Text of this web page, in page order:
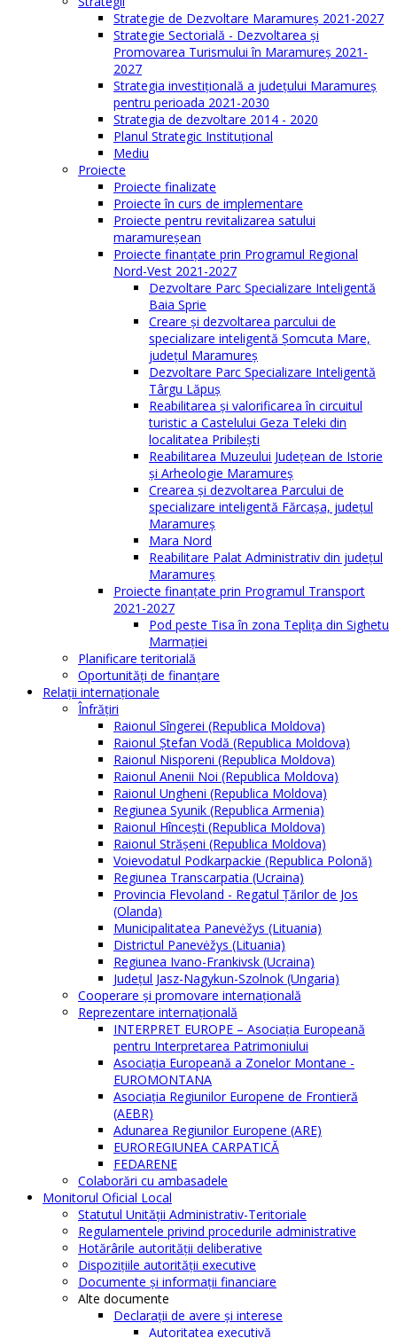
Strategie de Dezvoltare Maramureș 2021-2027
Strategie Sectorială - Dezvoltarea și
Promovarea Turismului în Maramureș 2021-
2027
Strategia investiţională a județului Maramureș
pentru perioada 2021-2030
Strategia de dezvoltare 2014 - 2020
Planul Strategic Instituţional
Mediu
Proiecte
Proiecte finalizate
Proiecte în curs de implementare
Proiecte pentru revitalizarea satului
maramureşean
Proiecte finanțate prin Programul Regional
Nord-Vest 2021-2027
Dezvoltare Parc Specializare Inteligentă
Baia Sprie
Creare și dezvoltarea parcului de
specializare inteligentă Șomcuta Mare,
județul Maramureș
Dezvoltare Parc Specializare Inteligentă
Târgu Lăpuș
Reabilitarea și valorificarea în circuitul
turistic a Castelului Geza Teleki din
localitatea Pribilești
Reabilitarea Muzeului Județean de Istorie
și Arheologie Maramureș
Crearea și dezvoltarea Parcului de
specializare inteligentă Fărcașa, județul
Maramureș
Mara Nord
Reabilitare Palat Administrativ din județul
Maramureș
Proiecte finanțate prin Programul Transport
2021-2027
Pod peste Tisa în zona Teplița din Sighetu
Marmației
Planificare teritorială
Oportunităţi de finanţare
Relaţii internaţionale
Înfrăţiri
Raionul Sîngerei (Republica Moldova)
Raionul Ștefan Vodă (Republica Moldova)
Raionul Nisporeni (Republica Moldova)
Raionul Anenii Noi (Republica Moldova)
Raionul Ungheni (Republica Moldova)
Regiunea Syunik (Republica Armenia)
Raionul Hîncești (Republica Moldova)
Raionul Străşeni (Republica Moldova)
Voievodatul Podkarpackie (Republica Polonă)
Regiunea Transcarpatia (Ucraina)
Provincia Flevoland - Regatul Ţărilor de Jos
(Olanda)
Municipalitatea Panevėžys (Lituania)
Districtul Panevėžys (Lituania)
Regiunea Ivano-Frankivsk (Ucraina)
Judeţul Jasz-Nagykun-Szolnok (Ungaria)
Cooperare şi promovare internaţională
Reprezentare internaţională
INTERPRET EUROPE – Asociația Europeană
pentru Interpretarea Patrimoniului
Asociația Europeană a Zonelor Montane -
EUROMONTANA
Asociația Regiunilor Europene de Frontieră
(AEBR)
Adunarea Regiunilor Europene (ARE)
EUROREGIUNEA CARPATICĂ
FEDARENE
Colaborări cu ambasadele
Monitorul Oficial Local
Statutul Unităţii Administrativ-Teritoriale
Regulamentele privind procedurile administrative
Hotărârile autorităţii deliberative
Dispoziţiile autorităţii executive
Documente şi informaţii financiare
Alte documente
Declaraţii de avere şi interese
Autoritatea executivă